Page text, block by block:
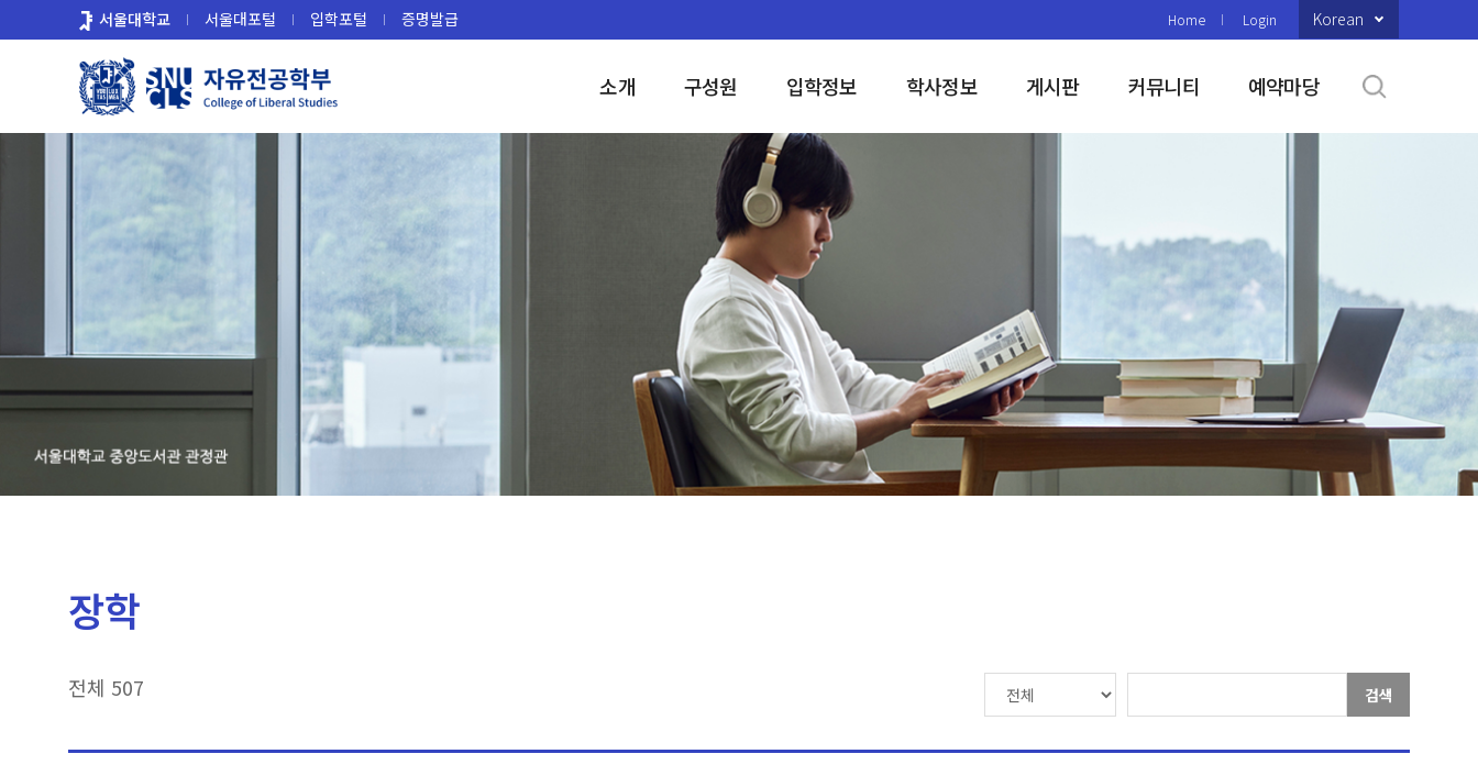
로
서울대학교 서울대포털 입학포털 증명발급 Home Login Korean
소개 구성원 입학정보 학사정보 게시판 커뮤니티 예약마당
장학
전체 507 검색